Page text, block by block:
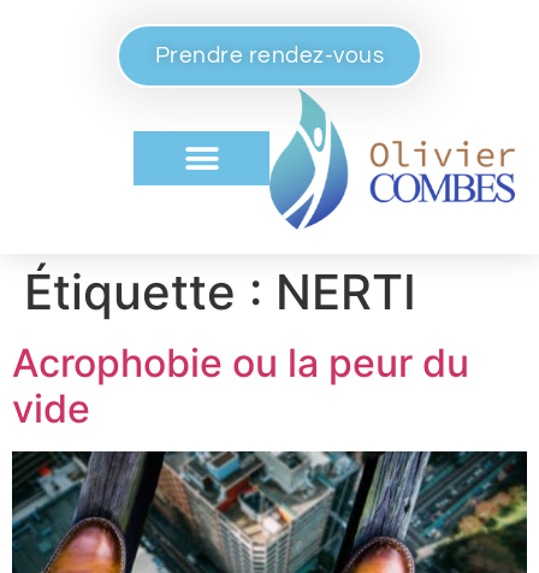
Prendre rendez-vous
Étiquette : NERTI
Acrophobie ou la peur du
vide